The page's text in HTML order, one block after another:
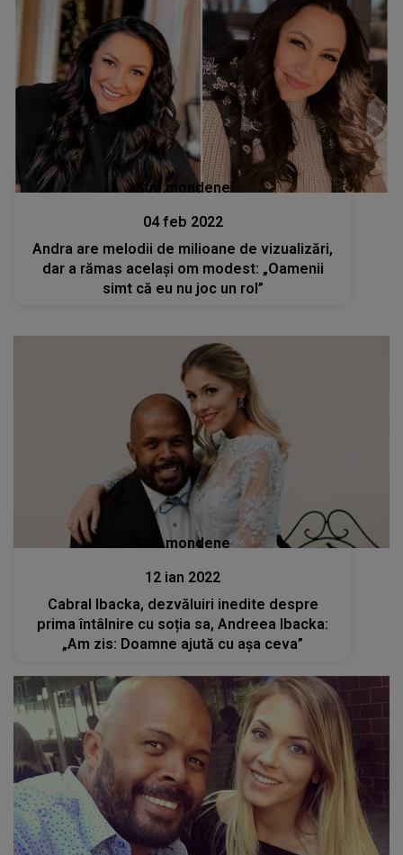
Stiri mondene
04 feb 2022
Andra are melodii de milioane de vizualizări,
dar a rămas același om modest: „Oamenii
simt că eu nu joc un rol”
Stiri mondene
12 ian 2022
Cabral Ibacka, dezvăluiri inedite despre
prima întâlnire cu soția sa, Andreea Ibacka:
„Am zis: Doamne ajută cu așa ceva”